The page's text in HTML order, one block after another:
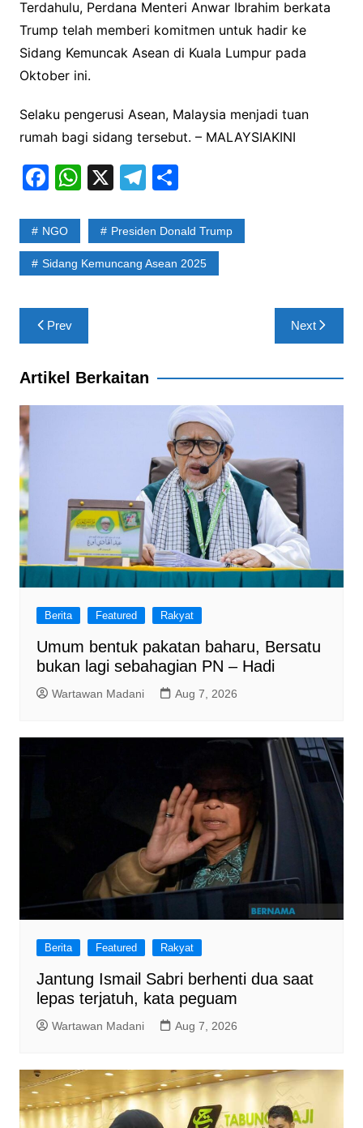
Terdahulu, Perdana Menteri Anwar Ibrahim berkata
Trump telah memberi komitmen untuk hadir ke
Sidang Kemuncak Asean di Kuala Lumpur pada
Oktober ini.
Selaku pengerusi Asean, Malaysia menjadi tuan
rumah bagi sidang tersebut. – MALAYSIAKINI
F
c
e
b
o
o
W
at
s
A
p
X T
e
gr
a
S
ar
e
NGO Presiden Donald Trump
Sidang Kemuncang Asean 2025
Post
navigation
Prev Next
Artikel Berkaitan
Berita Featured Rakyat
Umum bentuk pakatan baharu, Bersatu
bukan lagi sebahagian PN – Hadi
Wartawan Madani Aug 7, 2026
Berita Featured Rakyat
Jantung Ismail Sabri berhenti dua saat
lepas terjatuh, kata peguam
Wartawan Madani Aug 7, 2026